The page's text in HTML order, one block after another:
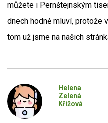
můžete i Pernštejnským
dnech hodně mluví, protože
tom už jsme na našich
Helena
Zelená
Křížová